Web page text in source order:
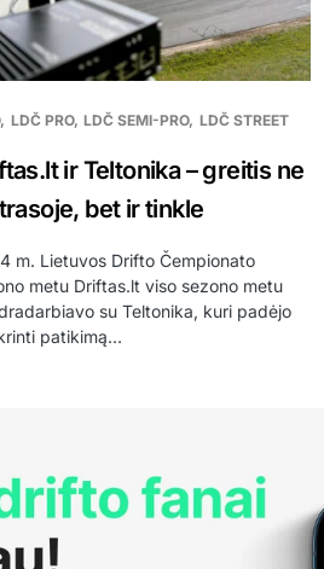
LDČ PRO LDČ SEMI-PRO LDČ STREET
ir Teltonika – greitis ne
bet ir tinkle
m. Lietuvos Drifto Čempionato
metu Driftas.lt viso sezono metu
su Teltonika, kuri padėjo
patikimą…